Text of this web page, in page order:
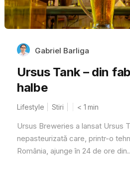
Gabriel Barliga
Ursus Tank – din
halbe
Lifestyle Stiri < 1 min
Ursus Breweries a lansat Ursus
nepasteurizată care, printr-o
România, ajunge în 24 de ore